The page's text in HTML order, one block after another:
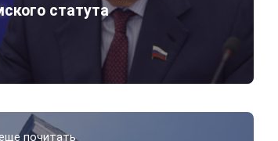
статута
почитать